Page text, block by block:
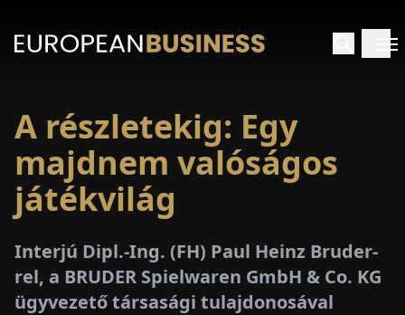
A részletekig: Egy
majdnem valóságos
játékvilág
Interjú Dipl.-Ing. (FH) Paul Heinz Bruder-
rel, a BRUDER Spielwaren GmbH & Co. KG
ügyvezető társasági tulajdonosával